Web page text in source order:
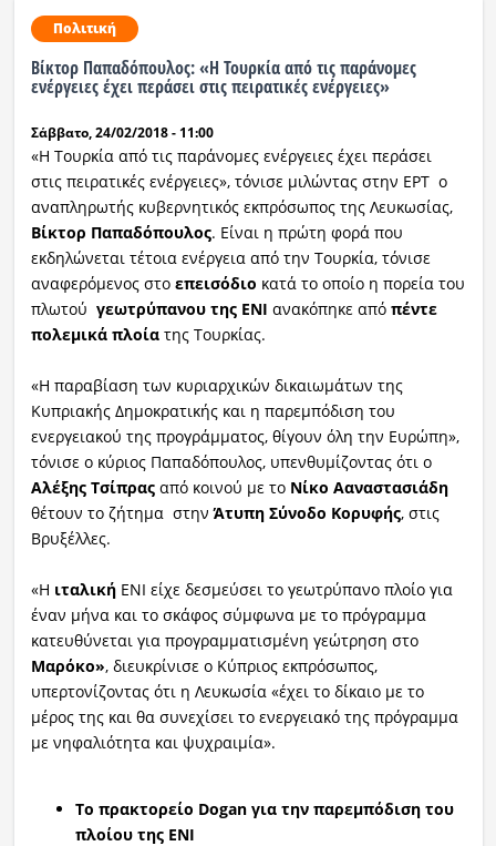
Πολιτική
Βίκτορ Παπαδόπουλος: «Η Τουρκία από τις παράνομες
ενέργειες έχει περάσει στις πειρατικές ενέργειες»
Σάββατο, 24/02/2018 - 11:00
«Η Τουρκία από τις παράνομες ενέργειες έχει περάσει
στις πειρατικές ενέργειες», τόνισε μιλώντας στην ΕΡΤ ο
αναπληρωτής κυβερνητικός εκπρόσωπος της Λευκωσίας,
Βίκτορ Παπαδόπουλος. Είναι η πρώτη φορά που
εκδηλώνεται τέτοια ενέργεια από την Τουρκία, τόνισε
αναφερόμενος στο επεισόδιο κατά το οποίο η πορεία του
πλωτού γεωτρύπανου της ΕΝΙ ανακόπηκε από πέντε
πολεμικά πλοίατης Τουρκίας.
«Η παραβίαση των κυριαρχικών δικαιωμάτων της
Κυπριακής Δημοκρατικής και η παρεμπόδιση του
ενεργειακού της προγράμματος, θίγουν όλη την Ευρώπη»,
τόνισε ο κύριος Παπαδόπουλος, υπενθυμίζοντας ότι ο
Αλέξης Τσίπραςαπό κοινού με το Νίκο Ααναστασιάδη
θέτουν το ζήτημα στηνΆτυπη Σύνοδο Κορυφής, στις
Βρυξέλλες.
«Η ιταλικήΕΝΙ είχε δεσμεύσει το γεωτρύπανο πλοίο για
έναν μήνα και το σκάφος σύμφωνα με το πρόγραμμα
κατευθύνεται για προγραμματισμένη γεώτρηση στο
Μαρόκο», διευκρίνισε ο Κύπριος εκπρόσωπος,
υπερτονίζοντας ότι η Λευκωσία «έχει το δίκαιο με το
μέρος της και θα συνεχίσει το ενεργειακό της πρόγραμμα
με νηφαλιότητα και ψυχραιμία».
Το πρακτορείο Dogan για την παρεμπόδιση του
πλοίου της ΕΝΙ